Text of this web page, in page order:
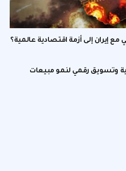
إيران إلى أزمة اقتصادية عالمية؟
وتسويق رقمي لنمو مبيعات